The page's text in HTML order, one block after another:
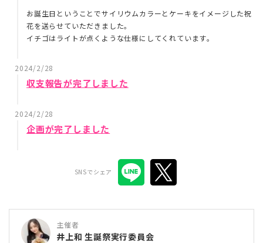
お誕生日ということでサイリウムカラーとケーキをイメージした祝
花を送らせていただきました。
イチゴはライトが点くような仕様にしてくれています。
2024/2/28
収支報告が完了しました
2024/2/28
企画が完了しました
SNSでシェア
主催者
井上和 生誕祭実行委員会